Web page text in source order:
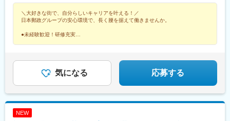
盛駅、仙台駅(地下鉄)、西取手駅、今市駅、東宿郷駅、城東駅、西
桐生駅、高田馬場駅、入谷駅(東京都)、牛田駅(東京都)、荒川一中
前駅、千歳船橋駅、立川北駅、青梅街道駅、布田駅、新高島駅、
江田駅(神奈川県)、新丸子駅、緑町駅、海老名駅(相模線)、西松本
県)、福井駅(福井県)、岐阜駅、羽島市役所前駅、関駅(岐阜県)、市
民公園前駅、新可児駅、美薗中央公園駅、瑞穂区役所駅、水野
駅、島ノ関駅、水口石橋駅、一乗寺駅、宇治駅(奈良線)、野田阪神
根県■四国エリア：徳島県、香川県、愛媛県、高知県■九州エリ
ア：福岡県、佐賀県、長崎県、大分県、宮崎県、鹿児島県、熊本
県■沖縄エリア：沖縄県※初期配属の都道府県を希望可！U・Iター
ン歓迎※基本的にスクーターまたはバイク、一部エリアは車で営業
の家庭事情があり、参加が難しい場合はリモートプログラムとな
ります
駅、東大館駅、羽後本荘駅、湯沢駅、横手駅、大曲駅(秋田県)、山
形駅、米沢駅、鶴岡駅、酒田駅、村山駅(山形県)、新庄駅、寒河江
駅、長井駅、白河駅、いわき駅、七日町駅、喜多方駅、二本松
駅、磐城石川駅、須賀川駅、原ノ町駅、福島学院前駅、郡山富田
間駅、新鉾田駅、鹿島神宮駅、磯原駅、勝田駅、新栃木駅、佐野
駅、西那須野駅、足利駅、新鹿沼駅、上今市駅、小山駅、真岡
駅、宝積寺駅、小金井駅、黒磯駅、駅東公園前駅、中央前橋駅、
＼大好きな街で、自分らしいキャリアを叶える！／
日本郵政グループの安心環境で、長く腰を据えて働きませんか。
●未経験歓迎！研修充実
気になる 応募する
NEW